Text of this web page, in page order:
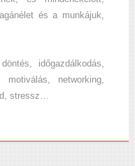
és a munkájuk,
időgazdálkodás,
motiválás, networking,
stressz…